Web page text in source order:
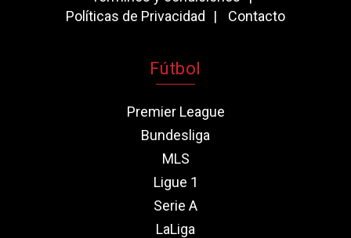
Políticas de Privacidad
Contacto
Fútbol
Premier League
Bundesliga
MLS
Ligue 1
Serie A
LaLiga